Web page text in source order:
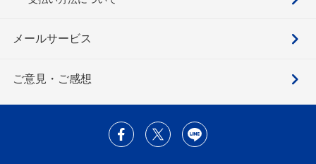
メールサービス
ご意見・ご感想